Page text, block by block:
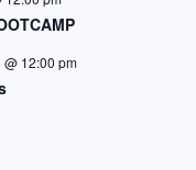
@ 12:00 pm